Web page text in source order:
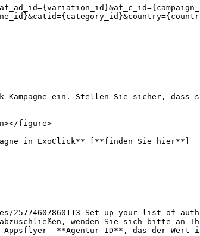
Kampagne ein. Stellen Sie sicher, dass
figure>
in ExoClick** [**finden Sie hier**]
Set-up-your-list-of-
wenden Sie sich bitte an
Appsflyer- **Agentur-ID**, das der